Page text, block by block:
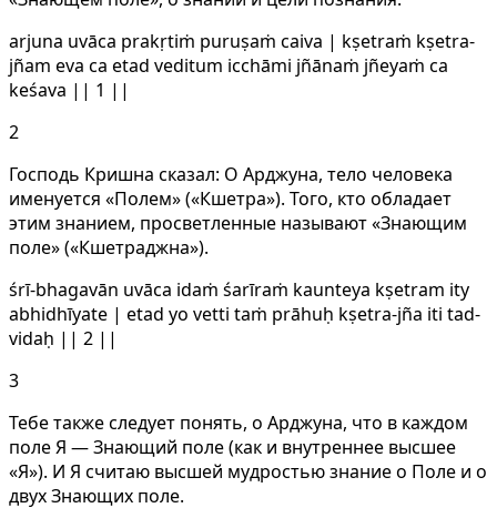
arjuna uvāca prakṛtiṁ puruṣaṁ caiva | kṣetraṁ kṣetra-
jñam eva ca etad veditum icchāmi jñānaṁ jñeyaṁ ca
keśava || 1 ||
2
Господь Кришна сказал: О Арджуна, тело человека
именуется «Полем» («Кшетра»). Того, кто обладает
этим знанием, просветленные называют «Знающим
поле» («Кшетраджна»).
śrī-bhagavān uvāca idaṁ śarīraṁ kaunteya kṣetram ity
abhidhīyate | etad yo vetti taṁ prāhuḥ kṣetra-jña iti tad-
vidaḥ || 2 ||
3
Тебе также следует понять, о Арджуна, что в каждом
поле Я — Знающий поле (как и внутреннее высшее
«Я»). И Я считаю высшей мудростью знание о Поле и о
двух Знающих поле.